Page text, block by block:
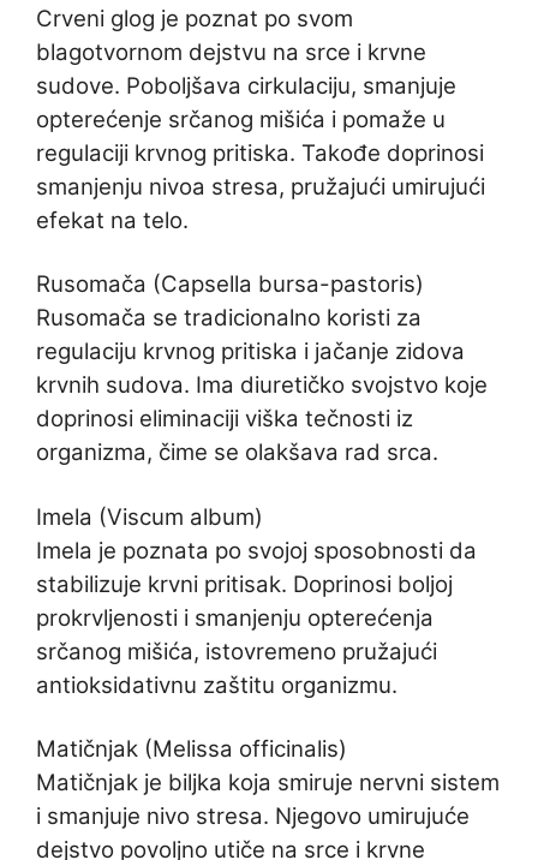
Crveni glog je poznat po svom
blagotvornom dejstvu na srce i krvne
sudove. Poboljšava cirkulaciju, smanjuje
opterećenje srčanog mišića i pomaže u
regulaciji krvnog pritiska. Takođe doprinosi
smanjenju nivoa stresa, pružajući umirujući
efekat na telo.
Rusomača (Capsella bursa-pastoris)
Rusomača se tradicionalno koristi za
regulaciju krvnog pritiska i jačanje zidova
krvnih sudova. Ima diuretičko svojstvo koje
doprinosi eliminaciji viška tečnosti iz
organizma, čime se olakšava rad srca.
Imela (Viscum album)
Imela je poznata po svojoj sposobnosti da
stabilizuje krvni pritisak. Doprinosi boljoj
prokrvljenosti i smanjenju opterećenja
srčanog mišića, istovremeno pružajući
antioksidativnu zaštitu organizmu.
Matičnjak (Melissa officinalis)
Matičnjak je biljka koja smiruje nervni sistem
i smanjuje nivo stresa. Njegovo umirujuće
dejstvo povoljno utiče na srce i krvne